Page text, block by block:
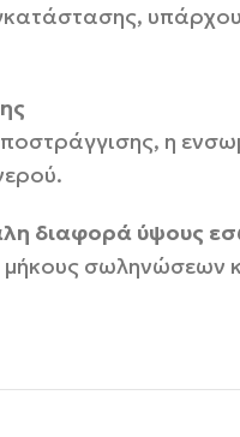
η
διαφορά ύψους
σωληνώσεων